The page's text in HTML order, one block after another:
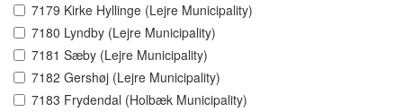
7179 Kirke Hyllinge (Lejre Municipality)
7180 Lyndby (Lejre Municipality)
7181 Sæby (Lejre Municipality)
7182 Gershøj (Lejre Municipality)
7183 Frydendal (Holbæk Municipality)